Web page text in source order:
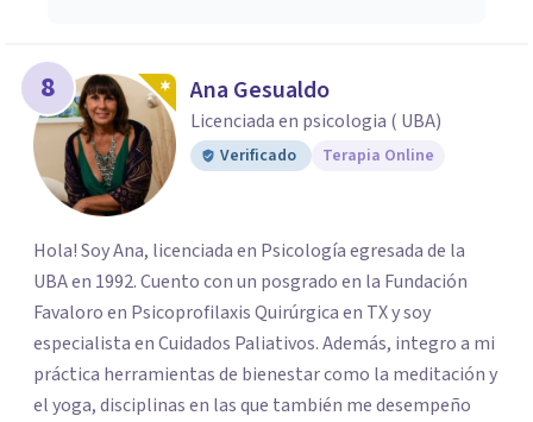
8 Ana Gesualdo
Licenciada en psicologia ( UBA)
Verificado Terapia Online
Hola! Soy Ana, licenciada en Psicología egresada de la
UBA en 1992. Cuento con un posgrado en la Fundación
Favaloro en Psicoprofilaxis Quirúrgica en TX y soy
especialista en Cuidados Paliativos. Además, integro a mi
práctica herramientas de bienestar como la meditación y
el yoga, disciplinas en las que también me desempeño